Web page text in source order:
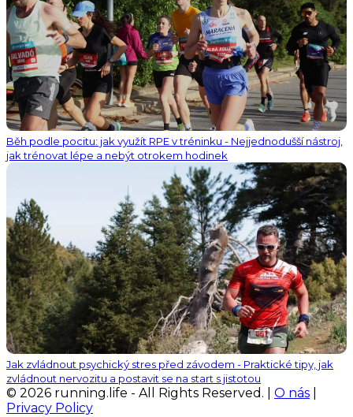
Běh podle pocitu: jak využít RPE v tréninku - Nejjednodušší nástroj,
jak trénovat lépe a nebýt otrokem hodinek
Jak zvládnout psychický stres před závodem - Praktické tipy, jak
zvládnout nervozitu a postavit se na start s jistotou
© 2026 running.life - All Rights Reserved. | O nás
Privacy Policy